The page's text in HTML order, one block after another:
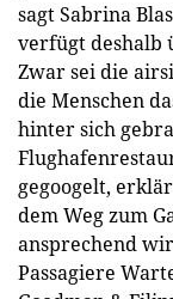
sagt Sabrina
verfügt deshalb
Zwar sei die
die Menschen
hinter sich
gegoogelt,
dem Weg zum
ansprechend
Passagiere